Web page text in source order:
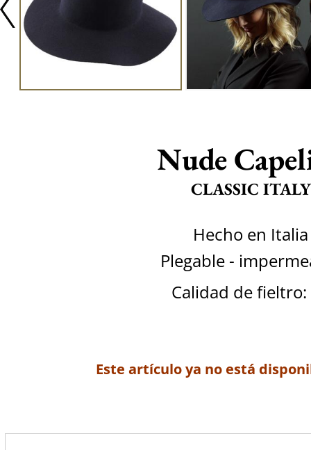
Nude
CLASSIC ITALY
Hecho en Italia
Plegable -
Calidad de fieltro:
Este artículo ya no está